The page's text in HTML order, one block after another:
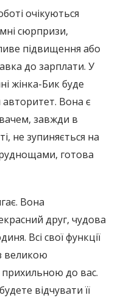
очікуються
сюрпризи,
підвищення або
до зарплати. У
жінка-Бик буде
Вона є
завжди в
не зупиняється на
готова
Вона
друг, чудова
Всі свої функції
великою
прихильною до вас.
відчувати її